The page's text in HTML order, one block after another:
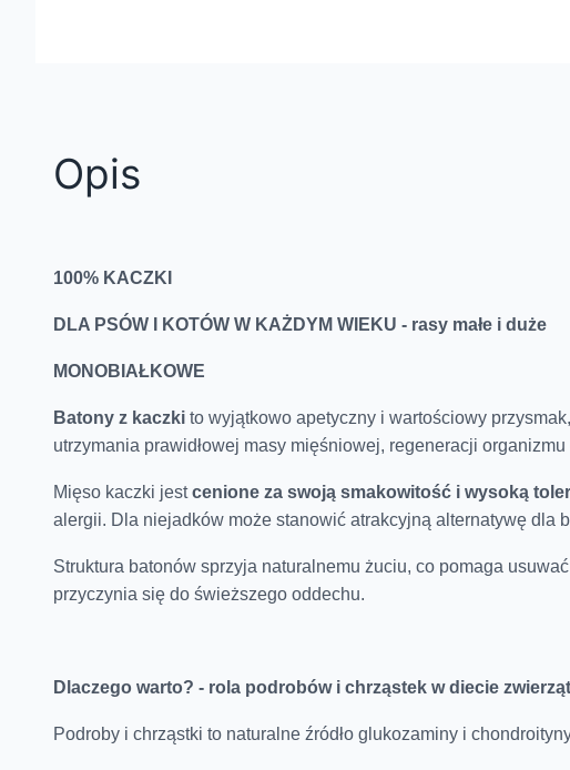
Opis
100% KACZKI
DLA PSÓW I KOTÓW W KAŻDYM WIEKU - rasy małe i duże
MONOBIAŁKOWE
Batony z kaczki to wyjątkowo apetyczny i wartościowy
utrzymania prawidłowej masy mięśniowej, regeneracji
Mięso kaczki jestcenione za swoją smakowitość i wysoką
alergii. Dla niejadków może stanowić atrakcyjną alternatywę dla
Struktura batonów sprzyja naturalnemu żuciu, co pomaga
przyczynia się do świeższego oddechu.
Dlaczego warto? - rola podrobów i chrząstek w diecie
Podroby i chrząstki to naturalne źródło glukozaminy i